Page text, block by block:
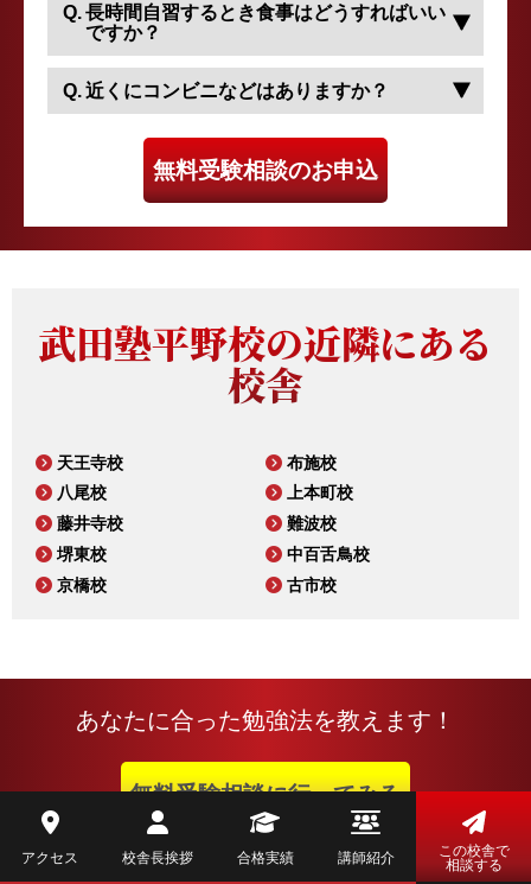
長時間自習するとき食事はどうすればいい
ですか？
近くにコンビニなどはありますか？
無料受験相談のお申込
武田塾平野校の近隣にある
校舎
天王寺校
布施校
八尾校
上本町校
藤井寺校
難波校
堺東校
中百舌鳥校
京橋校
古市校
あなたに合った勉強法を教えます！
無料受験相談に行ってみる
アクセス 校舎長挨拶 合格実績 講師紹介
この校舎で
相談する